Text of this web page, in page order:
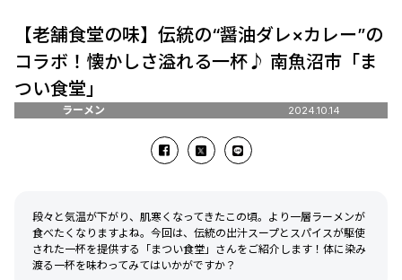
【老舗食堂の味】伝統の“醤油ダレ×カレー”の
コラボ！懐かしさ溢れる一杯♪ 南魚沼市「ま
つい食堂」
ラーメン 2024.10.14
段々と気温が下がり、肌寒くなってきたこの頃。より一層ラーメンが
食べたくなりますよね。今回は、伝統の出汁スープとスパイスが駆使
された一杯を提供する「まつい食堂」さんをご紹介します！体に染み
渡る一杯を味わってみてはいかがですか？